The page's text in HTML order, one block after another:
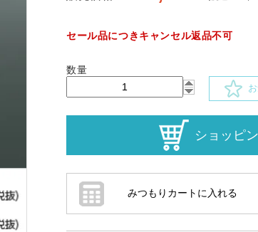
セール品につきキャンセル返品不可
数量
お